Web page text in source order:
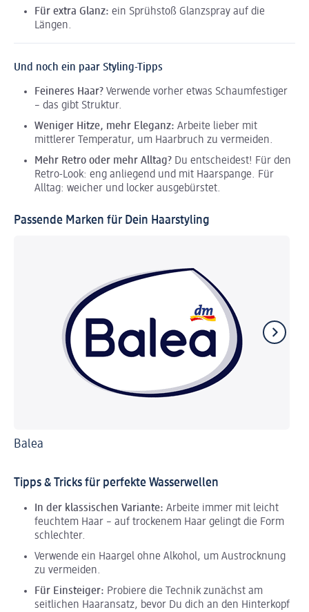
Für extra Glanz: ein Sprühstoß Glanzspray auf die
Längen.
Und noch ein paar Styling-Tipps
Feineres Haar? Verwende vorher etwas Schaumfestiger
– das gibt Struktur.
Weniger Hitze, mehr Eleganz: Arbeite lieber mit
mittlerer Temperatur, um Haarbruch zu vermeiden.
Mehr Retro oder mehr Alltag? Du entscheidest! Für den
Retro-Look: eng anliegend und mit Haarspange. Für
Alltag: weicher und locker ausgebürstet.
Passende Marken für Dein Haarstyling
Balea
Tipps & Tricks für perfekte Wasserwellen
In der klassischen Variante: Arbeite immer mit leicht
feuchtem Haar – auf trockenem Haar gelingt die Form
schlechter.
Verwende ein Haargel ohne Alkohol, um Austrocknung
zu vermeiden.
Für Einsteiger: Probiere die Technik zunächst am
seitlichen Haaransatz, bevor Du dich an den Hinterkopf